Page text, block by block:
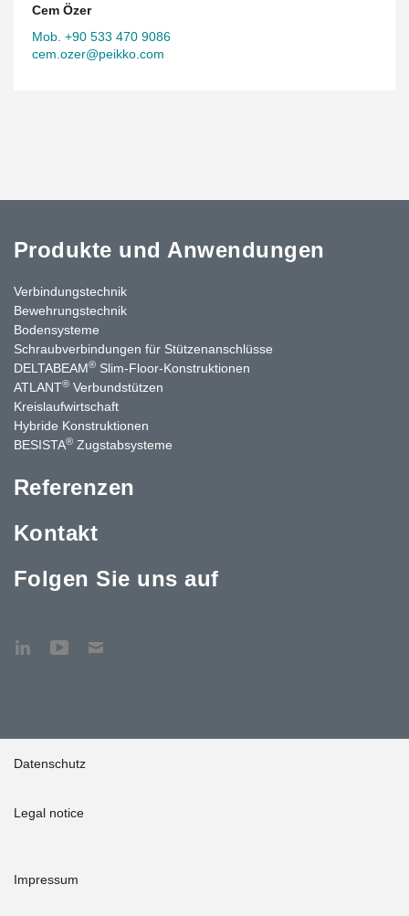
Cem Özer
Mob. +90 533 470 9086
cem.ozer@peikko.com
Produkte und Anwendungen
Verbindungstechnik
Bewehrungstechnik
Bodensysteme
Schraubverbindungen für Stützen­anschlüsse
DELTABEAM® Slim-Floor-Konstruktionen
ATLANT® Verbundstützen
Kreislaufwirtschaft
Hybride Konstruktionen
BESISTA® Zugstabsysteme
Referenzen
Kontakt
Folgen Sie uns auf
Datenschutz
Legal notice
Impressum